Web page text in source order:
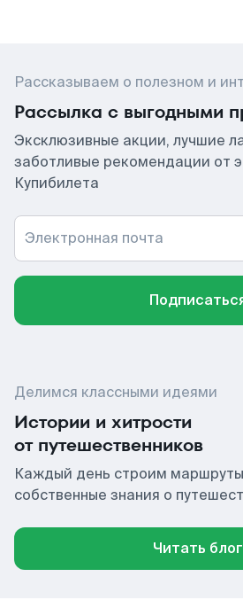
Рассказываем о полезном и
Рассылка с выгодными
Эксклюзивные акции, лучшие
заботливые рекомендации от
Купибилета
Электронная почта
Делимся классными идеями
Истории и хитрости
от путешественников
Каждый день строим маршруты
собственные знания о
Читать блог